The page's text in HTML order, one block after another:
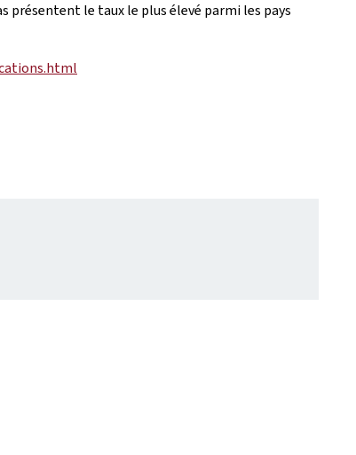
présentent le taux le plus élevé parmi les pays